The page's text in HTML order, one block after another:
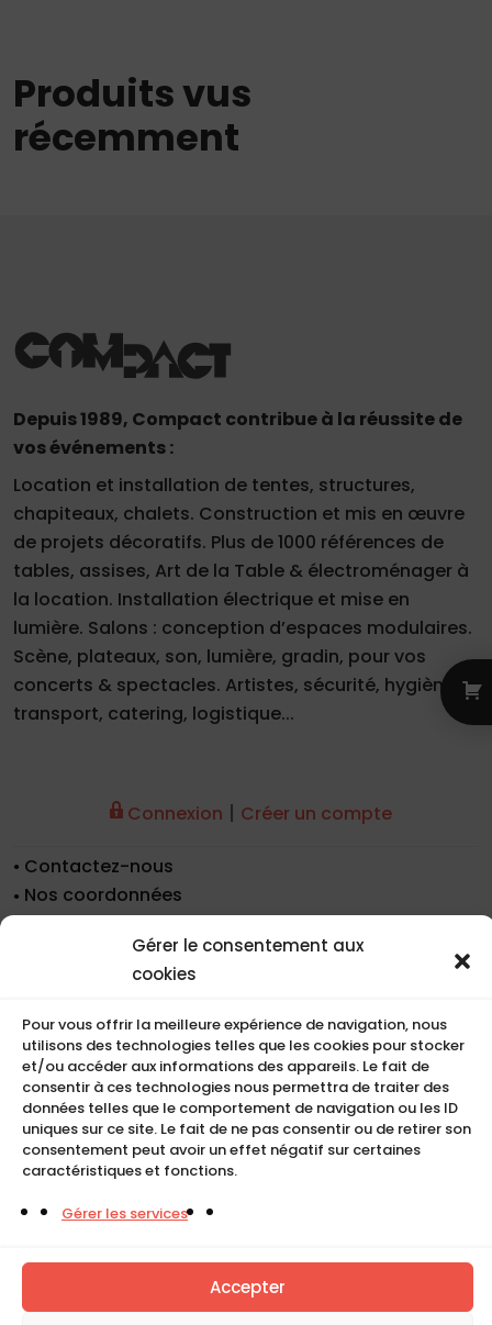
Gérer le consentement aux
cookies
Pour vous offrir la meilleure expérience de navigation, nous
utilisons des technologies telles que les cookies pour stocker
et/ou accéder aux informations des appareils. Le fait de
consentir à ces technologies nous permettra de traiter des
données telles que le comportement de navigation ou les ID
uniques sur ce site. Le fait de ne pas consentir ou de retirer son
consentement peut avoir un effet négatif sur certaines
caractéristiques et fonctions.
Gérer les services
Accepter
Produits vus
récemment
Depuis 1989, Compact contribue à la réussite de
vos événements :
Location et installation de tentes, structures,
chapiteaux, chalets. Construction et mis en œuvre
de projets décoratifs. Plus de 1000 références de
tables, assises, Art de la Table & électroménager à
la location. Installation électrique et mise en
lumière. Salons : conception d’espaces modulaires.
Scène, plateaux, son, lumière, gradin, pour vos
concerts & spectacles. Artistes, sécurité, hygiène,
transport, catering, logistique...
Connexion | Créer un compte
Contactez-nous
Nos coordonnées
Recrutement
Conditions de location
Mentions légales
Politique de cookies (UE)
COMPACT
5, Rue Ambroise Croizat
Goussainville Cedex Val d’Oise France.